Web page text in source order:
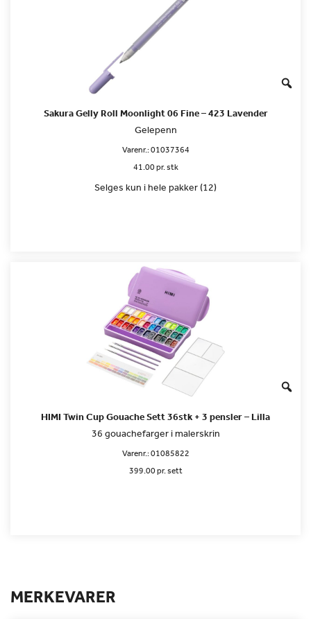
Sakura Gelly Roll Moonlight 06 Fine – 423 Lavender
Gelepenn
Varenr.:01037364
41.00 pr. stk
Selges kun i hele pakker (12)
HIMI Twin Cup Gouache Sett 36stk + 3 pensler – Lilla
36 gouachefarger i malerskrin
Varenr.:01085822
399.00 pr. sett
MERKEVARER